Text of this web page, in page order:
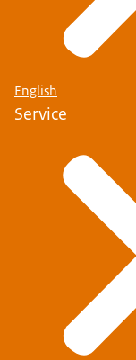
English
Service